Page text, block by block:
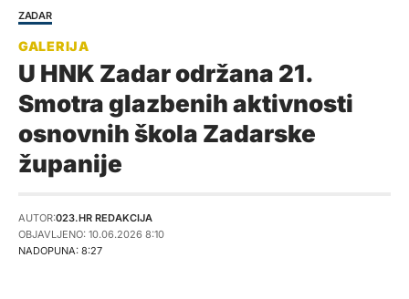
ZADAR
U HNK Zadar održana 21.
Smotra glazbenih aktivnosti
osnovnih škola Zadarske
županije
NADOPUNA: 8:27
AUTOR:023.HR REDAKCIJA
OBJAVLJENO: 10.06.2026 8:10